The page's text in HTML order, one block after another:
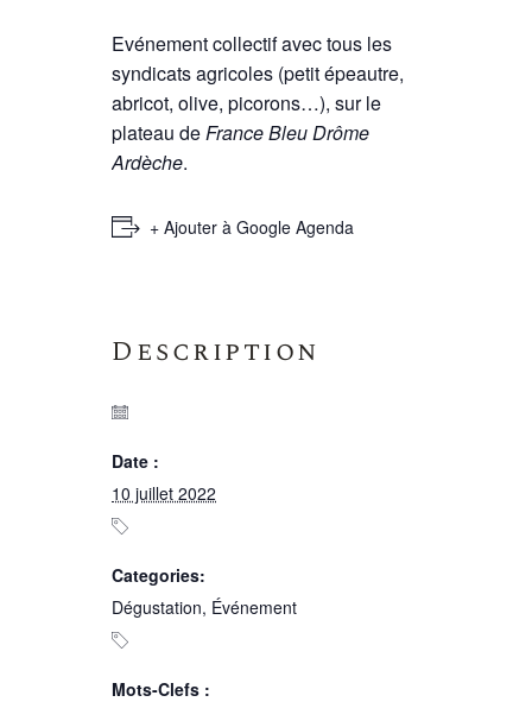
Evénement collectif avec tous les
syndicats agricoles (petit épeautre,
abricot, olive, picorons…), sur le
plateau deFrance Bleu Drôme
Ardèche.
+ Ajouter à Google Agenda
Description
Date :
10 juillet 2022
Categories:
Dégustation, Événement
Mots-Clefs :